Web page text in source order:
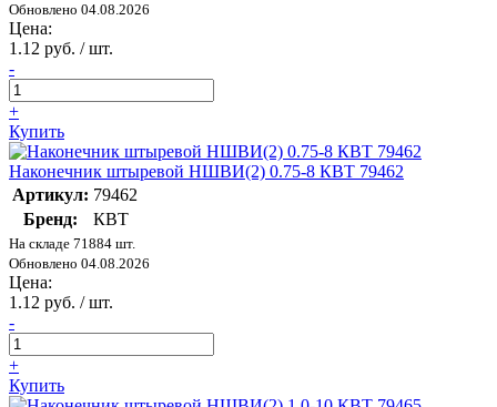
Обновлено 04.08.2026
Цена:
1.12 руб. / шт.
-
+
Купить
Наконечник штыревой НШВИ(2) 0.75-8 КВТ 79462
Артикул: 79462
Бренд:
КВТ
На складе 71884 шт.
Обновлено 04.08.2026
Цена:
1.12 руб. / шт.
-
+
Купить